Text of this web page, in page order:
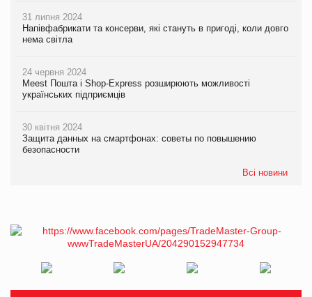
31 липня 2024
Напівфабрикати та консерви, які стануть в пригоді, коли довго
нема світла
24 червня 2024
Meest Пошта і Shop-Express розширюють можливості
українських підприємців
30 квітня 2024
Защита данных на смартфонах: советы по повышению
безопасности
Всі новини